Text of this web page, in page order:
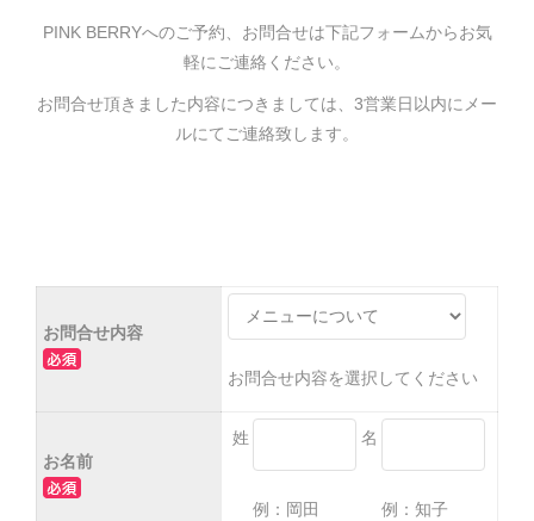
PINK BERRYへのご予約、お問合せは下記フォームからお気
軽にご連絡ください。
お問合せ頂きました内容につきましては、3営業日以内にメー
ルにてご連絡致します。
お問合せ内容
お問合せ内容を選択してください
お名前
姓
例：岡田
名
例：知子